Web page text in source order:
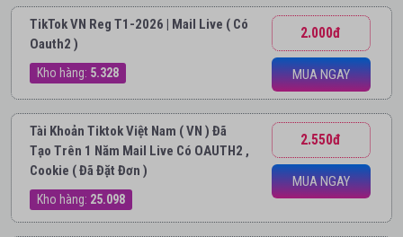
TikTok VN Reg T1-2026 | Mail Live ( Có
Oauth2 )
Kho hàng: 5.328
2.000đ
MUA NGAY
Tài Khoản Tiktok Việt Nam ( VN ) Đã
Tạo Trên 1 Năm Mail Live Có OAUTH2 ,
Cookie ( Đã Đặt Đơn )
Kho hàng: 25.098
2.550đ
MUA NGAY